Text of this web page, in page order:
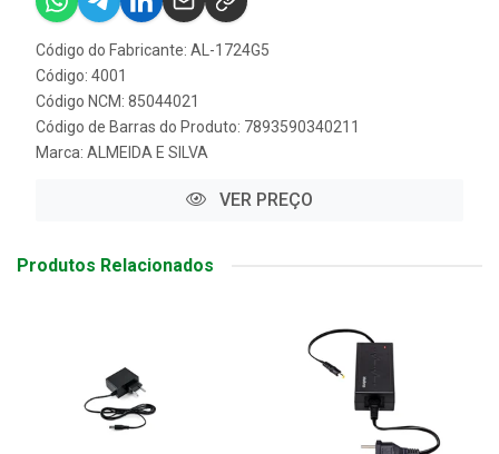
Código do Fabricante: AL-1724G5
Código: 4001
Código NCM: 85044021
Código de Barras do Produto: 7893590340211
Marca: ALMEIDA E SILVA
VER PREÇO
Produtos Relacionados